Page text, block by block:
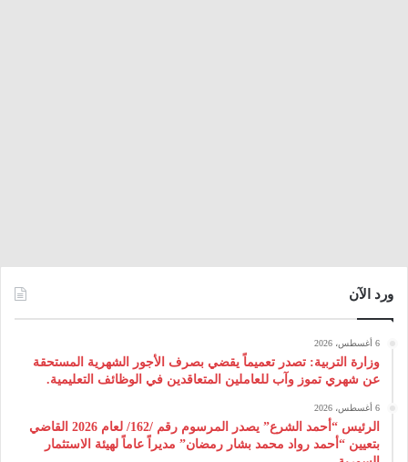
ورد الآن
6 أغسطس، 2026
وزارة التربية: تصدر تعميماً يقضي بصرف الأجور الشهرية المستحقة
عن شهري تموز وآب للعاملين المتعاقدين في الوظائف التعليمية.
6 أغسطس، 2026
الرئيس “أحمد الشرع” يصدر المرسوم رقم /162/ لعام 2026 ‌القاضي
بتعيين “أحمد رواد محمد بشار رمضان” مديراً عاماً لهيئة ‌الاستثمار